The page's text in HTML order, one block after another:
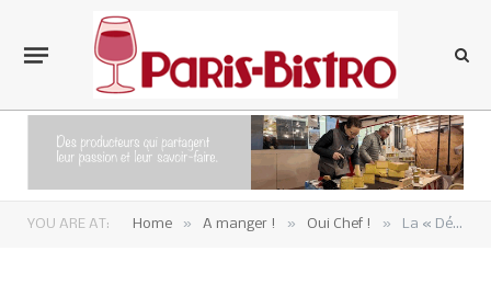
YOU ARE AT: Home » A manger ! » Oui Chef ! » La « Démocratisation de la Gastronomie » façon Taste of Paris